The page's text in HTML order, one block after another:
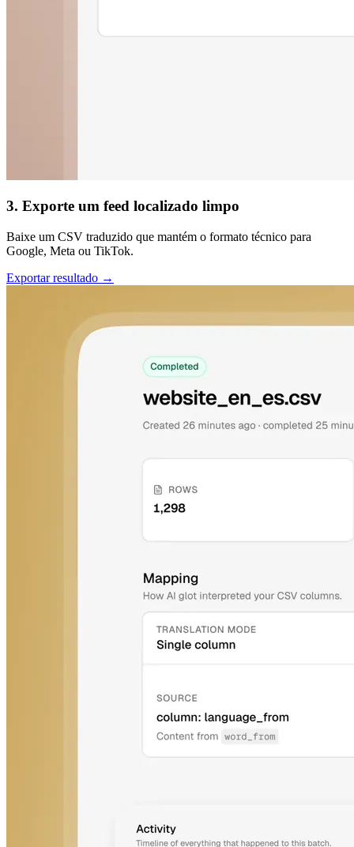
3. Exporte um feed localizado limpo
Baixe um CSV traduzido que mantém o formato técnico para
Google, Meta ou TikTok.
Exportar resultado →